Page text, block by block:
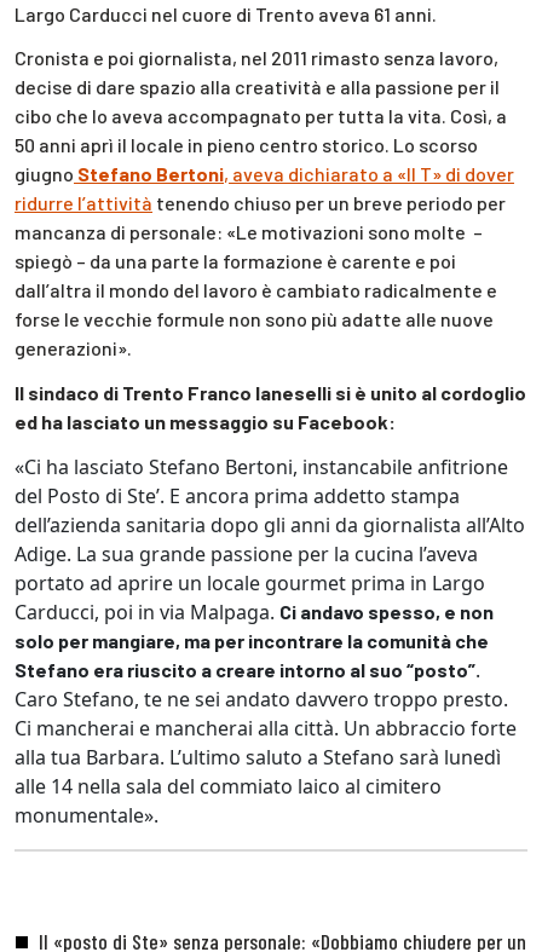
Largo Carducci nel cuore di Trento aveva 61 anni.
Cronista e poi giornalista, nel 2011 rimasto senza lavoro,
decise di dare spazio alla creatività e alla passione per il
cibo che lo aveva accompagnato per tutta la vita. Così, a
50 anni aprì il locale in pieno centro storico. Lo scorso
giugno Stefano Bertoni, aveva dichiarato a «Il T» di dover
ridurre l’attività tenendo chiuso per un breve periodo per
mancanza di personale: «Le motivazioni sono molte –
spiegò – da una parte la formazione è carente e poi
dall’altra il mondo del lavoro è cambiato radicalmente e
forse le vecchie formule non sono più adatte alle nuove
generazioni».
Il sindaco di Trento Franco Ianeselli si è unito al cordoglio
ed ha lasciato un messaggio su Facebook:
«Ci ha lasciato Stefano Bertoni, instancabile anfitrione
del Posto di Ste’. E ancora prima addetto stampa
dell’azienda sanitaria dopo gli anni da giornalista all’Alto
Adige. La sua grande passione per la cucina l’aveva
portato ad aprire un locale gourmet prima in Largo
Carducci, poi in via Malpaga. Ci andavo spesso, e non
solo per mangiare, ma per incontrare la comunità che
Stefano era riuscito a creare intorno al suo “posto”.
Caro Stefano, te ne sei andato davvero troppo presto.
Ci mancherai e mancherai alla città. Un abbraccio forte
alla tua Barbara. L’ultimo saluto a Stefano sarà lunedì
alle 14 nella sala del commiato laico al cimitero
monumentale».
Il «posto di Ste» senza personale: «Dobbiamo chiudere per un